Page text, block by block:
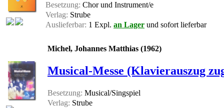
Besetzung: Chor und Instrument/e
Verlag: Strube
Auslieferbar: 1 Expl. an Lager und sofort lieferbar
Michel, Johannes Matthias (1962)
Musical-Messe (Klavierauszug
Besetzung: Musical/Singspiel
Verlag: Strube